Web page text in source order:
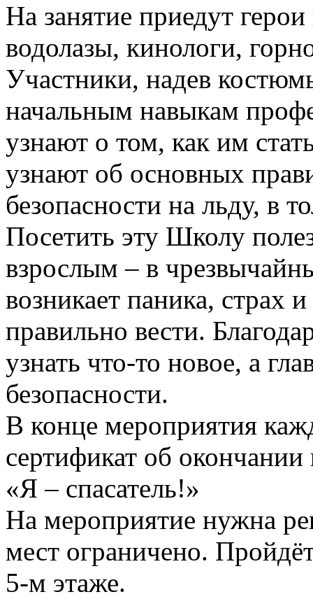
На занятие приедут
водолазы, кинологи,
Участники, надев
начальным навыкам
узнают о том, как им
узнают об основных
безопасности на льду, в
Посетить эту Школу
взрослым – в
возникает паника, страх
правильно вести.
узнать что-то новое, а
безопасности.
В конце мероприятия
сертификат об
«Я ‒ спасатель!»
На мероприятие нужна
мест ограничено.
5-м этаже.